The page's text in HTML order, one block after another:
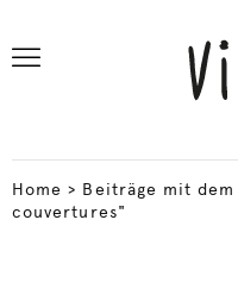
Home > Beiträge mit dem
couvertures"